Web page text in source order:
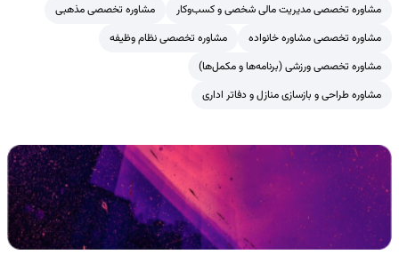
مشاوره تخصصی مدیریت مالی شخصی و کسب‌وکار
مشاوره تخصصی مذهبی
مشاوره تخصصی مشاوره خانواده
مشاوره تخصصی نظام وظیفه
مشاوره تخصصی ورزشی (برنامه‌ها و مکمل‌ها)
مشاوره طراحی و بازسازی منازل و دفاتر اداری